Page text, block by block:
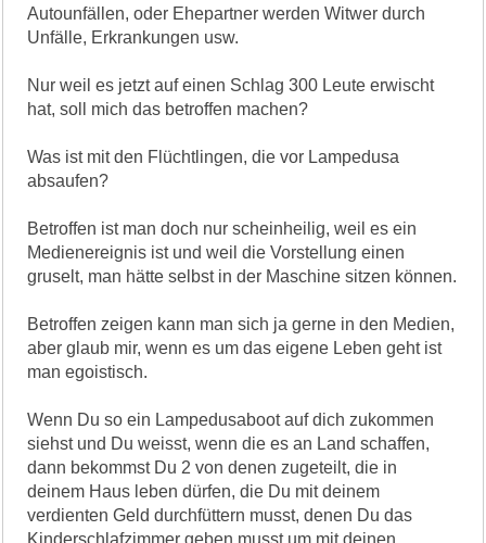
Autounfällen, oder Ehepartner werden Witwer durch
Unfälle, Erkrankungen usw.
Nur weil es jetzt auf einen Schlag 300 Leute erwischt
hat, soll mich das betroffen machen?
Was ist mit den Flüchtlingen, die vor Lampedusa
absaufen?
Betroffen ist man doch nur scheinheilig, weil es ein
Medienereignis ist und weil die Vorstellung einen
gruselt, man hätte selbst in der Maschine sitzen können.
Betroffen zeigen kann man sich ja gerne in den Medien,
aber glaub mir, wenn es um das eigene Leben geht ist
man egoistisch.
Wenn Du so ein Lampedusaboot auf dich zukommen
siehst und Du weisst, wenn die es an Land schaffen,
dann bekommst Du 2 von denen zugeteilt, die in
deinem Haus leben dürfen, die Du mit deinem
verdienten Geld durchfüttern musst, denen Du das
Kinderschlafzimmer geben musst um mit deinen